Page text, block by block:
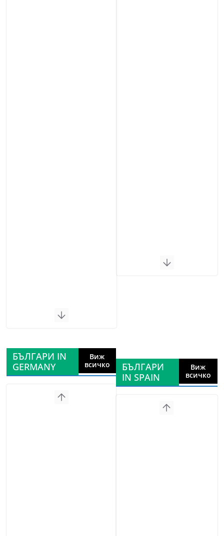
БЪЛГАРИ IN
GERMANY
Виж
всичко
БЪЛГАРИ
IN SPAIN
Виж
всичко